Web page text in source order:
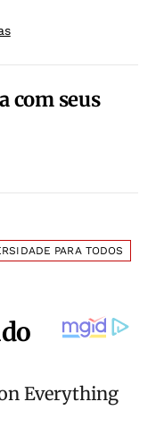
com seus
PARA TODOS